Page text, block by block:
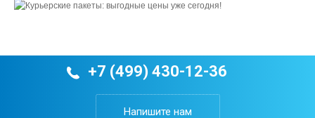
+7 (499) 430-12-36
Напишите нам